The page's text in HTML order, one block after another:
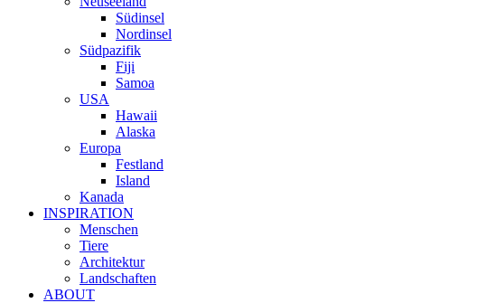
Südinsel
Nordinsel
Südpazifik
Fiji
Samoa
USA
Hawaii
Alaska
Europa
Festland
Island
Kanada
INSPIRATION
Menschen
Tiere
Architektur
Landschaften
ABOUT